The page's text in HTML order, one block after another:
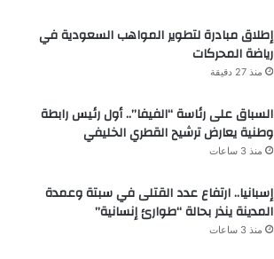
إطلاق مبادرة لتطوير المواهب السعودية في
رياضة المحركات
منذ 27 دقيقة
السباق على رئاسة “الفيفا”.. أول رئيس رابطة
وطنية يعارض ترشيح القطري الخليفي
منذ 3 ساعات
إسبانيا.. ارتفاع عدد القتلى في سبتة وعمدة
المدينة ينذر بحالة “طوارئ إنسانية”
منذ 3 ساعات